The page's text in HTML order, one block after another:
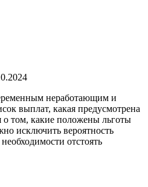
неработающим и
выплат, какая предусмотрена
о том, какие положены льготы
исключить вероятность
отстоять